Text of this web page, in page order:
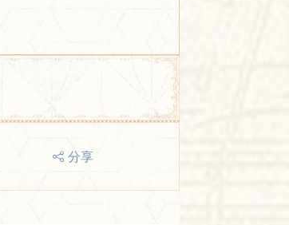
分享